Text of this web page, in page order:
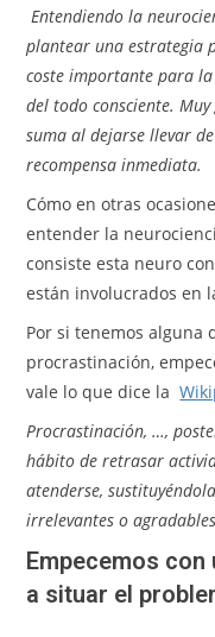
Entendiendo la
plantear una estrategia
coste importante para la
del todo consciente.
suma al dejarse llevar
recompensa inmediata.
Cómo en otras
entender la
consiste esta neuro
están involucrados en
Por si tenemos alguna
procrastinación,
vale lo que dice la
Procrastinación, …,
hábito de retrasar
atenderse,
irrelevantes o
Empecemos
a situar el